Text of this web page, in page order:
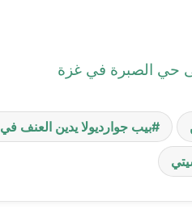
حي الصبرة في غزة
بيب جوارديولا يدين العنف